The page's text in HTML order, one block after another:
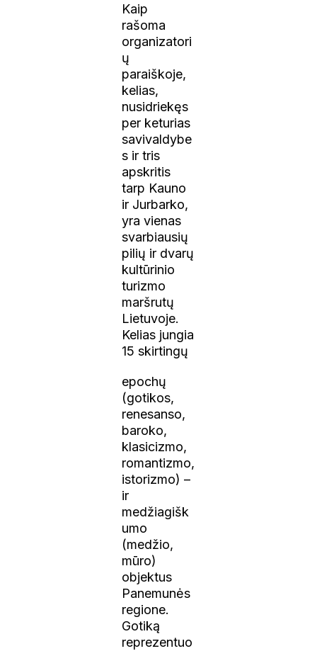
Kaip
rašoma
organizatori
ų
paraiškoje,
kelias,
nusidriekęs
per keturias
savivaldybe
s ir tris
apskritis
tarp Kauno
ir Jurbarko,
yra vienas
svarbiausių
pilių ir dvarų
kultūrinio
turizmo
maršrutų
Lietuvoje.
Kelias jungia
15 skirtingų
epochų
(gotikos,
renesanso,
baroko,
klasicizmo,
romantizmo,
istorizmo) –
ir
medžiagišk
umo
(medžio,
mūro)
objektus
Panemunės
regione.
Gotiką
reprezentuo